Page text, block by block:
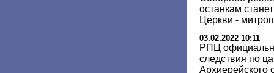
останкам
Церкви -
03.02.2022 10:11
РПЦ
следствия по
Архиерейского